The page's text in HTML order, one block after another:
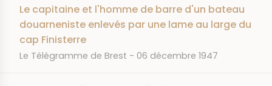
Le capitaine et l'homme de barre d'un bateau
douarneniste enlevés par une lame au large du
cap Finisterre
JOURNAL
Le Télégramme de Brest DATE
06 décembre 1947